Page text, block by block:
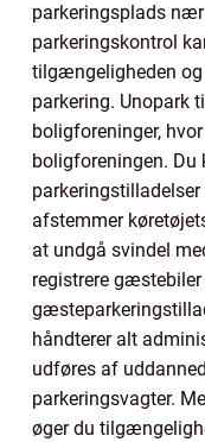
parkeringsplads nær
parkeringskontrol
tilgængeligheden
parkering. Unopark
boligforeninger,
boligforeningen. Du
afstemmer
at undgå svindel
registrere
håndterer alt
udføres af
parkeringsvagter.
øger du